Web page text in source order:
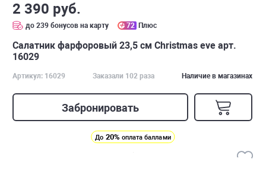
2 390 руб.
до 239 бонусов на карту 72 Плюс
Салатник фарфоровый 23,5 см Christmas eve арт.
16029
Артикул: 16029 Заказали 102 раза Наличие в магазинах
Забронировать
До 20% оплата баллами